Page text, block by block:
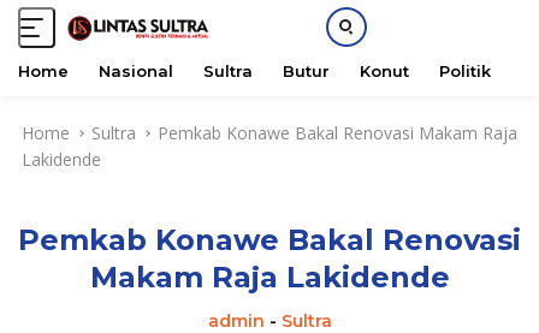
Home Nasional Sultra Butur Konut Politik
Home Sultra
Pemkab Konawe Bakal Renovasi Makam Raja
Lakidende
Pemkab Konawe Bakal Renovasi
Makam Raja Lakidende
admin - Sultra